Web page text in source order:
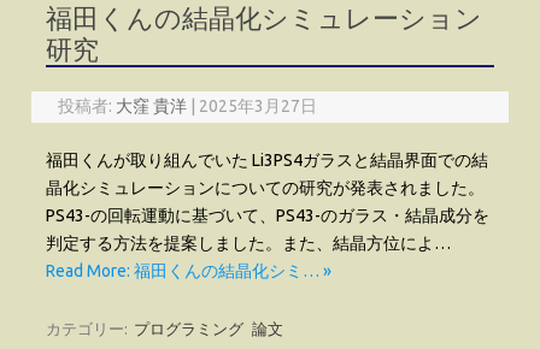
福田くんの結晶化シミュレーション
研究
投稿者: 大窪 貴洋 2025年3月27日
福田くんが取り組んでいた Li3PS4ガラスと結晶界面での結
晶化シミュレーションについての研究が発表されました。
PS43-の回転運動に基づいて、PS43-のガラス・結晶成分を
判定する方法を提案しました。また、結晶方位によ…
Read More: 福田くんの結晶化シミ… »
カテゴリー: プログラミング 論文